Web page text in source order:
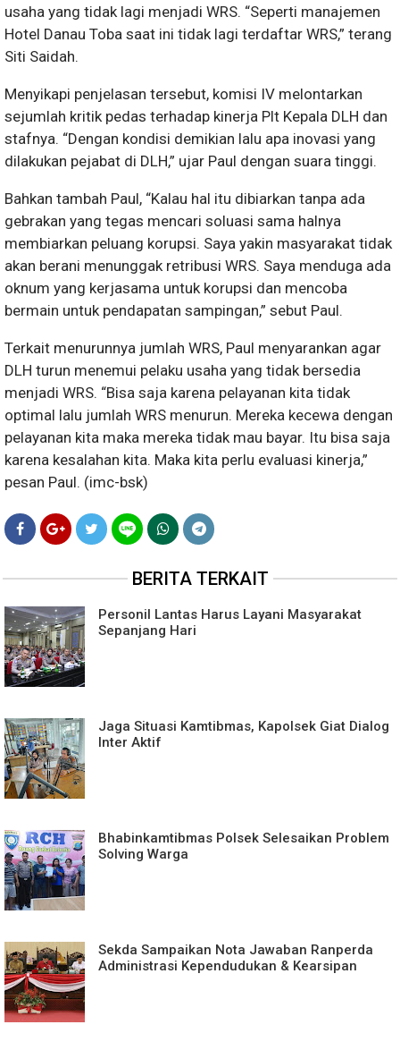
usaha yang tidak lagi menjadi WRS. “Seperti manajemen
Hotel Danau Toba saat ini tidak lagi terdaftar WRS,” terang
Siti Saidah.
Menyikapi penjelasan tersebut, komisi IV melontarkan
sejumlah kritik pedas terhadap kinerja Plt Kepala DLH dan
stafnya. “Dengan kondisi demikian lalu apa inovasi yang
dilakukan pejabat di DLH,” ujar Paul dengan suara tinggi.
Bahkan tambah Paul, “Kalau hal itu dibiarkan tanpa ada
gebrakan yang tegas mencari soluasi sama halnya
membiarkan peluang korupsi. Saya yakin masyarakat tidak
akan berani menunggak retribusi WRS. Saya menduga ada
oknum yang kerjasama untuk korupsi dan mencoba
bermain untuk pendapatan sampingan,” sebut Paul.
Terkait menurunnya jumlah WRS, Paul menyarankan agar
DLH turun menemui pelaku usaha yang tidak bersedia
menjadi WRS. “Bisa saja karena pelayanan kita tidak
optimal lalu jumlah WRS menurun. Mereka kecewa dengan
pelayanan kita maka mereka tidak mau bayar. Itu bisa saja
karena kesalahan kita. Maka kita perlu evaluasi kinerja,”
pesan Paul. (imc-bsk)
BERITA TERKAIT
Personil Lantas Harus Layani Masyarakat
Sepanjang Hari
Jaga Situasi Kamtibmas, Kapolsek Giat Dialog
Inter Aktif
Bhabinkamtibmas Polsek Selesaikan Problem
Solving Warga
Sekda Sampaikan Nota Jawaban Ranperda
Administrasi Kependudukan & Kearsipan